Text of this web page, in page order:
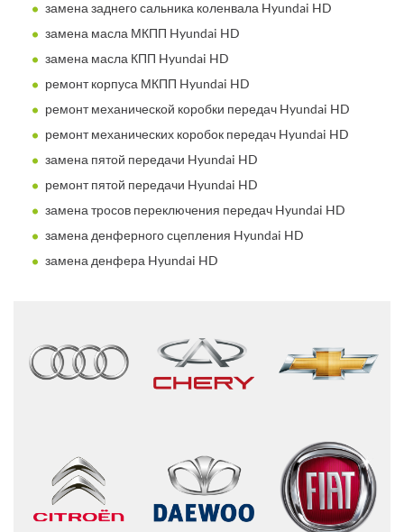
замена заднего сальника коленвала Hyundai HD
замена масла МКПП Hyundai HD
замена масла КПП Hyundai HD
ремонт корпуса МКПП Hyundai HD
ремонт механической коробки передач Hyundai HD
ремонт механических коробок передач Hyundai HD
замена пятой передачи Hyundai HD
ремонт пятой передачи Hyundai HD
замена тросов переключения передач Hyundai HD
замена денферного сцепления Hyundai HD
замена денфера Hyundai HD